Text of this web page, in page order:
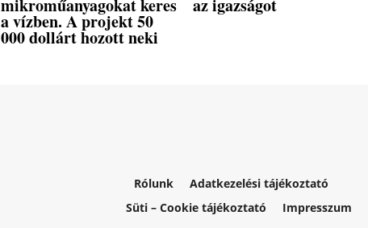
mikroműanyagokat keres
a vízben. A projekt 50
000 dollárt hozott neki
az igazságot
Rólunk
Adatkezelési tájékoztató
Süti – Cookie tájékoztató
Impresszum